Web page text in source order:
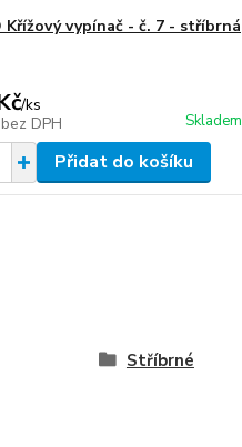
Křížový vypínač - č. 7 - stříbrná
/ks
bez DPH Skladem
Přidat do košíku
Stříbrné